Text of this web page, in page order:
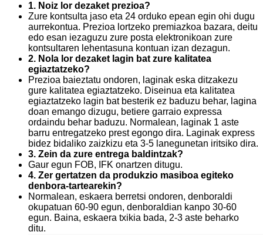
1. Noiz lor dezaket prezioa?
Zure kontsulta jaso eta 24 orduko epean egin ohi dugu
aurrekontua. Prezioa lortzeko premiazkoa bazara, deitu
edo esan iezaguzu zure posta elektronikoan zure
kontsultaren lehentasuna kontuan izan dezagun.
2. Nola lor dezaket lagin bat zure kalitatea
egiaztatzeko?
Prezioa baieztatu ondoren, laginak eska ditzakezu
gure kalitatea egiaztatzeko. Diseinua eta kalitatea
egiaztatzeko lagin bat besterik ez baduzu behar, lagina
doan emango dizugu, betiere garraio expressa
ordaindu behar baduzu. Normalean, laginak 1 aste
barru entregatzeko prest egongo dira. Laginak express
bidez bidaliko zaizkizu eta 3-5 lanegunetan iritsiko dira.
3. Zein da zure entrega baldintzak?
Gaur egun FOB, IFK onartzen ditugu.
4. Zer gertatzen da produkzio masiboa egiteko
denbora-tartearekin?
Normalean, eskaera berretsi ondoren, denboraldi
okupatuan 60-90 egun, denboraldian kanpo 30-60
egun. Baina, eskaera txikia bada, 2-3 aste beharko
ditu.